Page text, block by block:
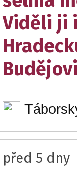
Viděli ji
před 5 dny